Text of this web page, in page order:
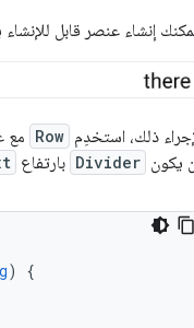
إنشاء عنصر قابل
ذلك، استخدِم Row مع
يكون Divider بارتفاع
)
{